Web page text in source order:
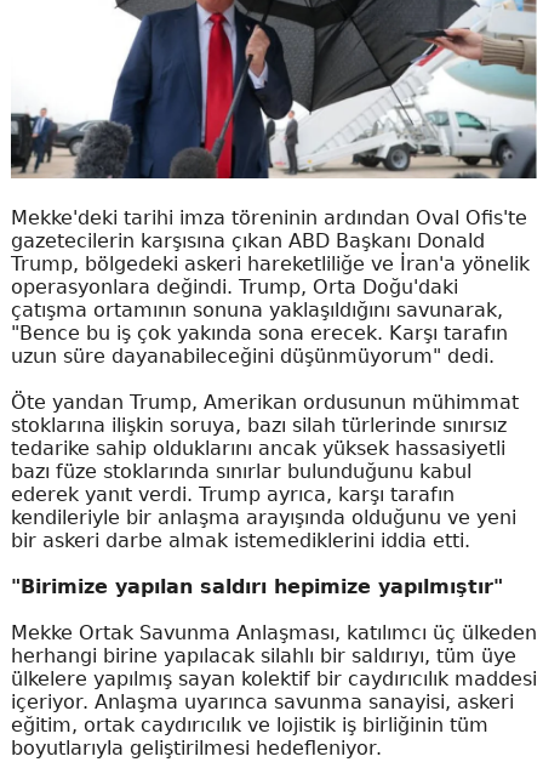
Mekke'deki tarihi imza töreninin ardından Oval Ofis'te
gazetecilerin karşısına çıkan ABD Başkanı Donald
Trump, bölgedeki askeri hareketliliğe ve İran'a yönelik
operasyonlara değindi. Trump, Orta Doğu'daki
çatışma ortamının sonuna yaklaşıldığını savunarak,
"Bence bu iş çok yakında sona erecek. Karşı tarafın
uzun süre dayanabileceğini düşünmüyorum" dedi.
Öte yandan Trump, Amerikan ordusunun mühimmat
stoklarına ilişkin soruya, bazı silah türlerinde sınırsız
tedarike sahip olduklarını ancak yüksek hassasiyetli
bazı füze stoklarında sınırlar bulunduğunu kabul
ederek yanıt verdi. Trump ayrıca, karşı tarafın
kendileriyle bir anlaşma arayışında olduğunu ve yeni
bir askeri darbe almak istemediklerini iddia etti.
"Birimize yapılan saldırı hepimize yapılmıştır"
Mekke Ortak Savunma Anlaşması, katılımcı üç ülkeden
herhangi birine yapılacak silahlı bir saldırıyı, tüm üye
ülkelere yapılmış sayan kolektif bir caydırıcılık maddesi
içeriyor. Anlaşma uyarınca savunma sanayisi, askeri
eğitim, ortak caydırıcılık ve lojistik iş birliğinin tüm
boyutlarıyla geliştirilmesi hedefleniyor.